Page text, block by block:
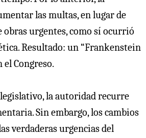
las multas, en lugar de
obras urgentes, como sí ocurrió
Resultado: un “Frankenstein
Congreso.
la autoridad recurre
Sin embargo, los cambios
verdaderas urgencias del